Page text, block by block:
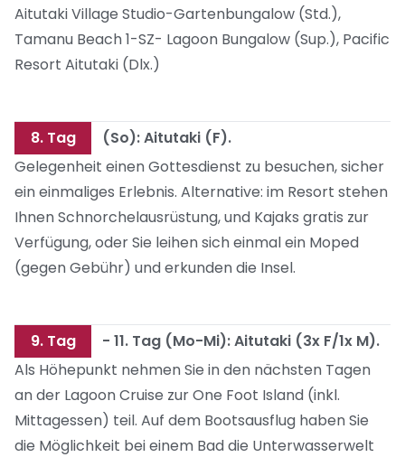
Aitutaki Village Studio-Gartenbungalow (Std.),
Tamanu Beach 1-SZ- Lagoon Bungalow (Sup.), Pacific
Resort Aitutaki (Dlx.)
8. Tag
(So): Aitutaki (F).
Gelegenheit einen Gottesdienst zu besuchen, sicher
ein einmaliges Erlebnis. Alternative: im Resort stehen
Ihnen Schnorchelausrüstung, und Kajaks gratis zur
Verfügung, oder Sie leihen sich einmal ein Moped
(gegen Gebühr) und erkunden die Insel.
9. Tag
- 11. Tag (Mo-Mi): Aitutaki (3x F/1x M).
Als Höhepunkt nehmen Sie in den nächsten Tagen
an der Lagoon Cruise zur One Foot Island (inkl.
Mittagessen) teil. Auf dem Bootsausflug haben Sie
die Möglichkeit bei einem Bad die Unterwasserwelt